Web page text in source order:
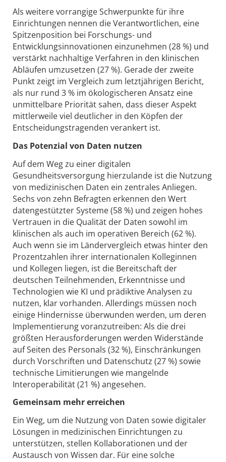
Als weitere vorrangige Schwerpunkte für ihre
Einrichtungen nennen die Verantwortlichen, eine
Spitzenposition bei Forschungs- und
Entwicklungsinnovationen einzunehmen (28 %) und
verstärkt nachhaltige Verfahren in den klinischen
Abläufen umzusetzen (27 %). Gerade der zweite
Punkt zeigt im Vergleich zum letztjährigen Bericht,
als nur rund 3 % im ökologischeren Ansatz eine
unmittelbare Priorität sahen, dass dieser Aspekt
mittlerweile viel deutlicher in den Köpfen der
Entscheidungstragenden verankert ist.
Das Potenzial von Daten nutzen
Auf dem Weg zu einer digitalen
Gesundheitsversorgung hierzulande ist die Nutzung
von medizinischen Daten ein zentrales Anliegen.
Sechs von zehn Befragten erkennen den Wert
datengestützter Systeme (58 %) und zeigen hohes
Vertrauen in die Qualität der Daten sowohl im
klinischen als auch im operativen Bereich (62 %).
Auch wenn sie im Ländervergleich etwas hinter den
Prozentzahlen ihrer internationalen Kolleginnen
und Kollegen liegen, ist die Bereitschaft der
deutschen Teilnehmenden, Erkenntnisse und
Technologien wie KI und prädiktive Analysen zu
nutzen, klar vorhanden. Allerdings müssen noch
einige Hindernisse überwunden werden, um deren
Implementierung voranzutreiben: Als die drei
größten Herausforderungen werden Widerstände
auf Seiten des Personals (32 %), Einschränkungen
durch Vorschriften und Datenschutz (27 %) sowie
technische Limitierungen wie mangelnde
Interoperabilität (21 %) angesehen.
Gemeinsam mehr erreichen
Ein Weg, um die Nutzung von Daten sowie digitaler
Lösungen in medizinischen Ein­rich­tun­gen zu
unterstützen, stellen Kollaborationen und der
Austausch von Wissen dar. Für eine solche